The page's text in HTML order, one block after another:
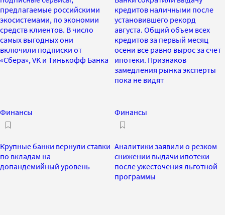
предлагаемые российскими
экосистемами, по экономии
средств клиентов. В число
самых выгодных они
включили подписки от
«Сбера», VK и Тинькофф Банка
кредитов наличными после
установившего рекорд
августа. Общий объем всех
кредитов за первый месяц
осени все равно вырос за счет
ипотеки. Признаков
замедления рынка эксперты
пока не видят
Финансы
Крупные банки вернули ставки
по вкладам на
допандемийный уровень
Финансы
Аналитики заявили о резком
снижении выдачи ипотеки
после ужесточения льготной
программы